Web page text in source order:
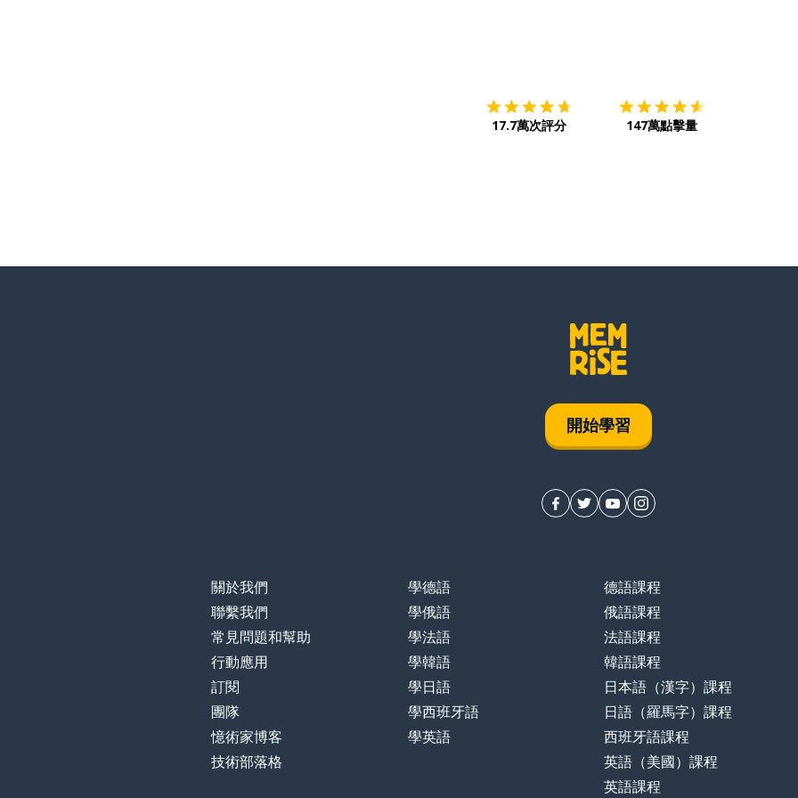
17.7萬次評分 147萬點擊量
開始學習
關於我們
聯繫我們
常見問題和幫助
行動應用
訂閱
團隊
憶術家博客
技術部落格
學德語
學俄語
學法語
學韓語
學日語
學西班牙語
學英語
德語課程
俄語課程
法語課程
韓語課程
日本語（漢字）課程
日語（羅馬字）課程
西班牙語課程
英語（美國）課程
英語課程